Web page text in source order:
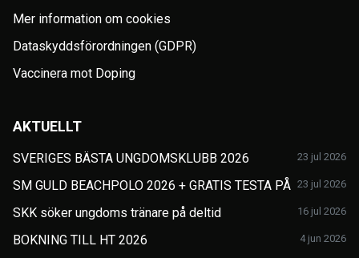
Mer information om cookies
Dataskyddsförordningen (GDPR)
Vaccinera mot Doping
AKTUELLT
SVERIGES BÄSTA UNGDOMSKLUBB 2026 23 jul 2026
SM GULD BEACHPOLO 2026 + GRATIS TESTA PÅ 23 jul 2026
SKK söker ungdoms tränare på deltid 16 jul 2026
BOKNING TILL HT 2026 4 jun 2026